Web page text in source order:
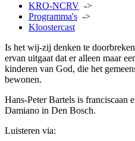
KRO-NCRV ->
Programma's ->
Kloostercast
Is het wij-zij denken te
ervan uitgaat dat er alleen maar
kinderen van God, die het
bewonen.
Hans-Peter Bartels is franciscaan
Damiano in Den Bosch.
Luisteren via: